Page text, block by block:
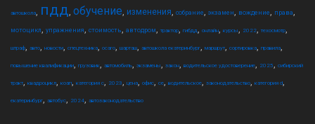
автошкола пдд обучение изменения собрание экзамен вождение права
мотоцикл упражнения стоимость автодром трактор гибдд онлайн курсы 2022 техосмотр
штраф авто новости спецтехника осаго шарташ автошкола екатеринбург маршрут сортировка правила
повышение квалификации грузовик автомобиль экзамены закон водительское удостоверение 2025 сибирский
тракт квадроцикл коап категория c 2023 цена офис ce водительское законодательство категория d
екатеринбург автобус 2024 автозаконодательство